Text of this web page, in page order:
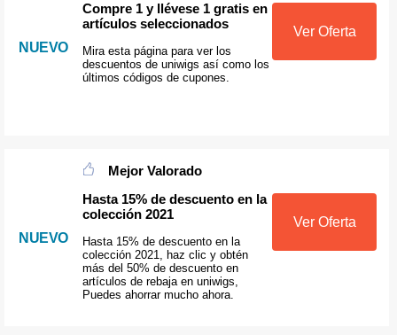
NUEVO
Compre 1 y llévese 1 gratis en
artículos seleccionados
Mira esta página para ver los
descuentos de uniwigs así como los
últimos códigos de cupones.
Ver Oferta
NUEVO
Mejor Valorado
Hasta 15% de descuento en la
colección 2021
Hasta 15% de descuento en la
colección 2021, haz clic y obtén
más del 50% de descuento en
artículos de rebaja en uniwigs,
Puedes ahorrar mucho ahora.
Ver Oferta